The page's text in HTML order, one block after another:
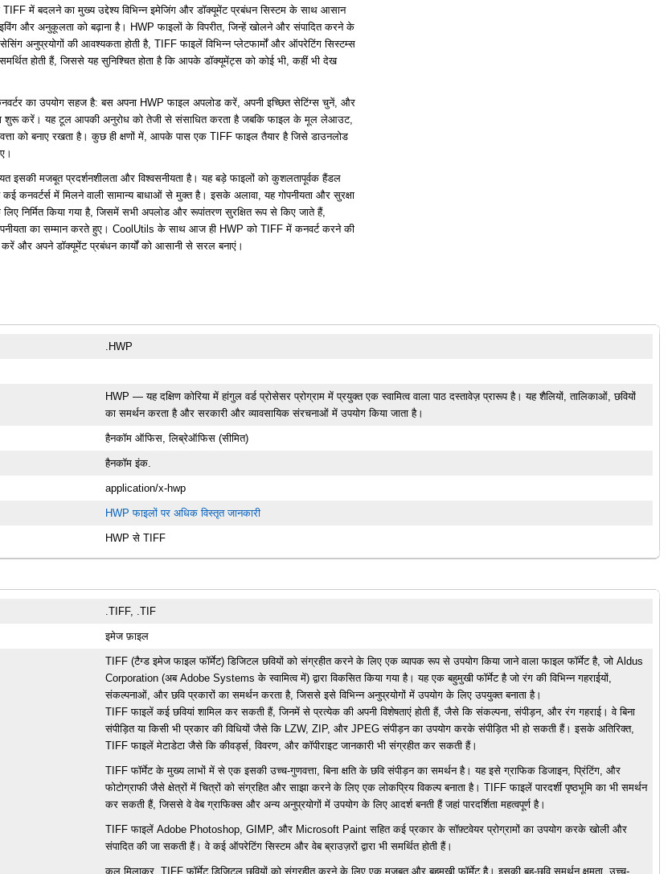
TIFF में बदलने का मुख्य उद्देश्य विभिन्न इमेजिंग और डॉक्यूमेंट प्रबंधन सिस्टम के साथ आसान
और अनुकूलता को बढ़ाना है। HWP फाइलों के विपरीत, जिन्हें खोलने और संपादित करने के
अनुप्रयोगों की आवश्यकता होती है, TIFF फाइलें विभिन्न प्लेटफार्मों और ऑपरेटिंग सिस्टम्स
होती हैं, जिससे यह सुनिश्चित होता है कि आपके डॉक्यूमेंट्स को कोई भी, कहीं भी देख
का उपयोग सहज है: बस अपना HWP फाइल अपलोड करें, अपनी इच्छित सेटिंग्स चुनें, और
शुरू करें। यह टूल आपकी अनुरोध को तेजी से संसाधित करता है जबकि फाइल के मूल लेआउट,
को बनाए रखता है। कुछ ही क्षणों में, आपके पास एक TIFF फाइल तैयार है जिसे डाउनलोड
इसकी मजबूत प्रदर्शनशीलता और विश्वसनीयता है। यह बड़े फाइलों को कुशलतापूर्वक हैंडल
कनवर्टर्स में मिलने वाली सामान्य बाधाओं से मुक्त है। इसके अलावा, यह गोपनीयता और सुरक्षा
निर्मित किया गया है, जिसमें सभी अपलोड और रूपांतरण सुरक्षित रूप से किए जाते हैं,
का सम्मान करते हुए। CoolUtils के साथ आज ही HWP को TIFF में कनवर्ट करने की
और अपने डॉक्यूमेंट प्रबंधन कार्यों को आसानी से सरल बनाएं।
.HWP
HWP — यह दक्षिण कोरिया में हांगुल वर्ड प्रोसेसर प्रोग्राम में प्रयुक्त एक स्वामित्व वाला पाठ दस्तावेज़ प्रारूप है। यह शैलियों, तालिकाओं, छवियों
का समर्थन करता है और सरकारी और व्यावसायिक संरचनाओं में उपयोग किया जाता है।
हैनकॉम ऑफिस, लिब्रेऑफिस (सीमित)
हैनकॉम इंक.
application/x-hwp
HWP फाइलों पर अधिक विस्तृत जानकारी
HWP से TIFF
.TIFF, .TIF
इमेज फ़ाइल
TIFF (टैग्ड इमेज फाइल फॉर्मेट) डिजिटल छवियों को संग्रहीत करने के लिए एक व्यापक रूप से उपयोग किया जाने वाला फाइल फॉर्मेट है, जो Aldus
Corporation (अब Adobe Systems के स्वामित्व में) द्वारा विकसित किया गया है। यह एक बहुमुखी फॉर्मेट है जो रंग की विभिन्न गहराईयों,
संकल्पनाओं, और छवि प्रकारों का समर्थन करता है, जिससे इसे विभिन्न अनुप्रयोगों में उपयोग के लिए उपयुक्त बनाता है।
TIFF फाइलें कई छवियां शामिल कर सकती हैं, जिनमें से प्रत्येक की अपनी विशेषताएं होती हैं, जैसे कि संकल्पना, संपीड़न, और रंग गहराई। वे बिना
संपीड़ित या किसी भी प्रकार की विधियों जैसे कि LZW, ZIP, और JPEG संपीड़न का उपयोग करके संपीड़ित भी हो सकती हैं। इसके अतिरिक्त,
TIFF फाइलें मेटाडेटा जैसे कि कीवर्ड्स, विवरण, और कॉपीराइट जानकारी भी संग्रहीत कर सकती हैं।
TIFF फॉर्मेट के मुख्य लाभों में से एक इसकी उच्च-गुणवत्ता, बिना क्षति के छवि संपीड़न का समर्थन है। यह इसे ग्राफिक डिजाइन, प्रिंटिंग, और
फोटोग्राफी जैसे क्षेत्रों में चित्रों को संग्रहित और साझा करने के लिए एक लोकप्रिय विकल्प बनाता है। TIFF फाइलें पारदर्शी पृष्ठभूमि का भी समर्थन
कर सकती हैं, जिससे वे वेब ग्राफिक्स और अन्य अनुप्रयोगों में उपयोग के लिए आदर्श बनती हैं जहां पारदर्शिता महत्वपूर्ण है।
TIFF फाइलें Adobe Photoshop, GIMP, और Microsoft Paint सहित कई प्रकार के सॉफ़्टवेयर प्रोग्रामों का उपयोग करके खोली और
संपादित की जा सकती हैं। वे कई ऑपरेटिंग सिस्टम और वेब ब्राउज़रों द्वारा भी समर्थित होती हैं।
कुल मिलाकर, TIFF फॉर्मेट डिजिटल छवियों को संग्रहीत करने के लिए एक मजबूत और बहुमुखी फॉर्मेट है। इसकी बहु-छवि समर्थन क्षमता, उच्च-